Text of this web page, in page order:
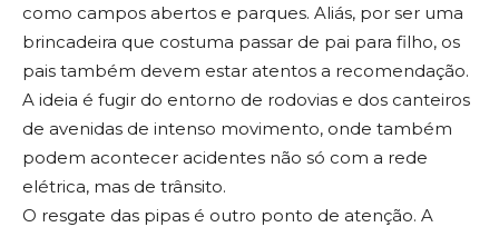
como campos abertos e parques. Aliás, por ser uma
brincadeira que costuma passar de pai para filho, os
pais também devem estar atentos a recomendação.
A ideia é fugir do entorno de rodovias e dos canteiros
de avenidas de intenso movimento, onde também
podem acontecer acidentes não só com a rede
elétrica, mas de trânsito.
O resgate das pipas é outro ponto de atenção. A